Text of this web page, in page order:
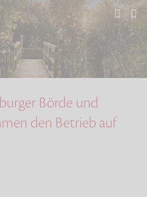
und Swisttal nehmen …
Börde und
den Betrieb auf